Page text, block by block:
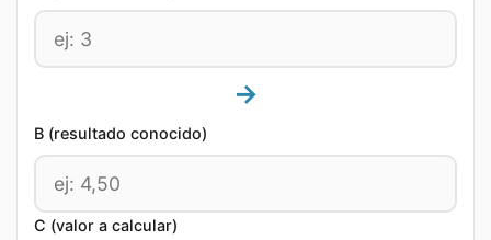
→
B (resultado conocido)
C (valor a calcular)